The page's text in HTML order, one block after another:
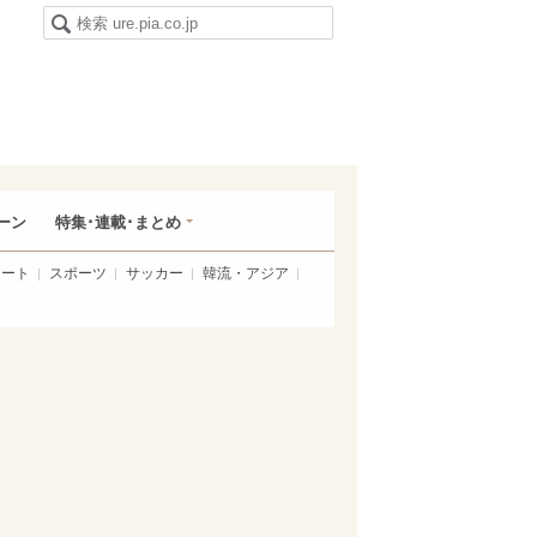
ン 特集･連載･まとめ
ト スポーツ サッカー 韓流・アジア